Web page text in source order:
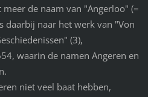
de naam van "Angerloo" (=
daarbij naar het werk van "Von
(3),
waarin de namen Angeren en
niet veel baat hebben,